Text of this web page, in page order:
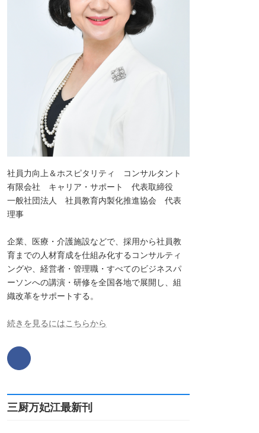
社員力向上＆ホスピタリティ コンサルタント
有限会社 キャリア・サポート 代表取締役
一般社団法人 社員教育内製化推進協会 代表
理事
企業、医療・介護施設などで、採用から社員教
育までの人材育成を仕組み化するコンサルティ
ングや、経営者・管理職・すべてのビジネスパ
ーソンへの講演・研修を全国各地で展開し、組
織改革をサポートする。
続きを見るにはこちらから
三厨万妃江最新刊